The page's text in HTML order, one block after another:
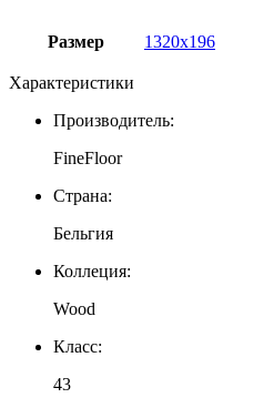
Размер 1320х196
Характеристики
Производитель:
FineFloor
Страна:
Бельгия
Коллеция:
Wood
Класс:
43